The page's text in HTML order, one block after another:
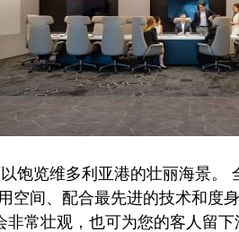
饱览维多利亚港的壮丽海景。
间、配合最先进的技术和度
常壮观，也可为您的客人留下